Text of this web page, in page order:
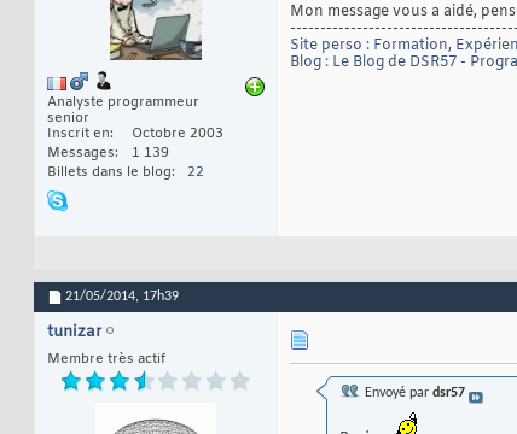
Analyste programmeur
senior
Inscrit en
Octobre 2003
Messages
1 139
Billets dans le blog
22
Mon message vous a aidé,
Site perso : Formation,
Blog : Le Blog de DSR57 -
21/05/2014, 17h39
tunizar
Membre très actif
Envoyé par dsr57